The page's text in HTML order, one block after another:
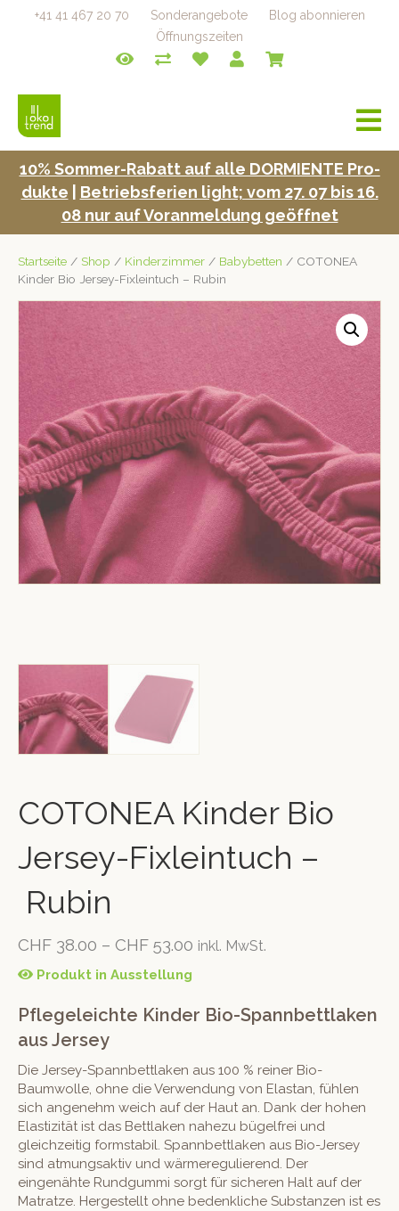
+41 41 467 20 70 Sonderangebote
Blog abonnieren
Öffnungszeiten
a
v
i
10% Som­mer-Rabatt auf alle DORMIENTE Pro­
duk­te
Betrieb­s­fe­rien light; vom 27. 07 bis 16.
08 nur auf Voran­mel­dung geöffnet
Startseite / Shop / Kinderzimmer / Babybetten / COTONEA
Kinder Bio Jersey-Fixleintuch – Rubin
COTONEA Kinder Bio
Jersey-Fixleintuch –
Rubin
CHF 38.00 – CHF 53.00 inkl. MwSt.
Produkt in Ausstellung
Pflegeleichte Kinder Bio-Spannbettlaken
aus Jersey
Die Jersey-Spannbettlaken aus 100 % reiner Bio-
Baumwolle, ohne die Verwendung von Elastan, fühlen
sich angenehm weich auf der Haut an. Dank der hohen
Elastizität ist das Bettlaken nahezu bügelfrei und
gleichzeitig formstabil. Spannbettlaken aus Bio-Jersey
sind atmungsaktiv und wärmeregulierend. Der
eingenähte Rundgummi sorgt für sicheren Halt auf der
Matratze. Hergestellt ohne bedenkliche Substanzen ist es